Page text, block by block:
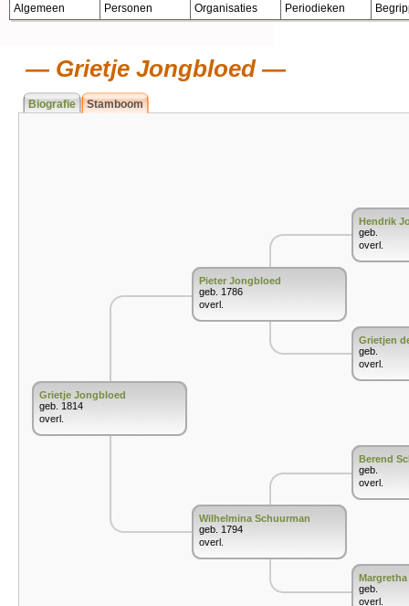
Algemeen Personen Organisaties Periodieken
Grietje Jongbloed
Biografie Stamboom
Grietje Jongbloed
geb. 1814
overl.
Pieter Jongbloed
geb. 1786
overl.
Wilhelmina Schuurman
geb. 1794
overl.
Hendrik
geb.
overl.
Grietjen
geb.
overl.
Berend
geb.
overl.
geb.
overl.